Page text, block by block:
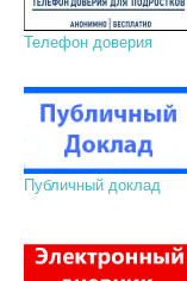
Телефон доверия
Публичный доклад